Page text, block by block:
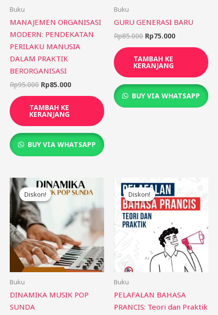
Buku
MANAJEMEN ORGANISASI
MODERN: PENDEKATAN
PERILAKU MANUSIA
DALAM PRAKTIK
BERORGANISASI
Rp95.000 Rp85.000
TAMBAH KE
KERANJANG
BUY VIA WHATSAPP
Buku
GURU GENERASI BARU
Rp85.000 Rp75.000
TAMBAH KE
KERANJANG
BUY VIA WHATSAPP
Diskon!
Diskon!
Buku
DINAMIKA MUSIK POP
SUNDA
Harga
aslinya
adalah:
Rp85.000.
Harga
saat
ini
adalah:
Rp75.000.
Diskon!
Diskon!
Buku
PELAFALAN BAHASA
PRANCIS: Teori dan Praktik
Harga
aslinya
adalah:
Rp75.000.
Harga
ini
adalah: